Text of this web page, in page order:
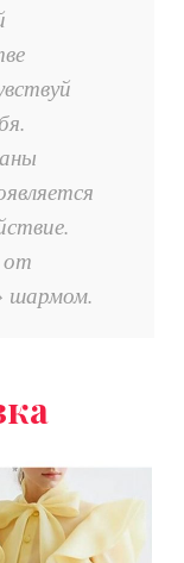
от
шармом.